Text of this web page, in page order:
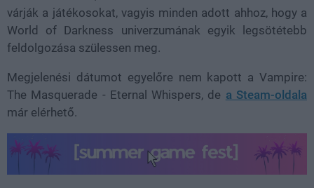
várják a játékosokat, vagyis minden adott ahhoz, hogy a
World of Darkness univerzumának egyik legsötétebb
feldolgozása szülessen meg.
Megjelenési dátumot egyelőre nem kapott a Vampire:
The Masquerade - Eternal Whispers, de a Steam-oldala
már elérhető.